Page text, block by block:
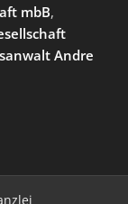
mbB,
Andre